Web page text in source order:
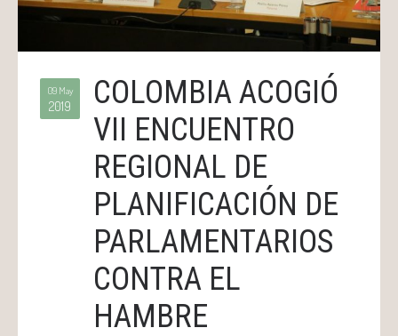
09 May
2019
COLOMBIA ACOGIÓ
VII ENCUENTRO
REGIONAL DE
PLANIFICACIÓN DE
PARLAMENTARIOS
CONTRA EL
HAMBRE